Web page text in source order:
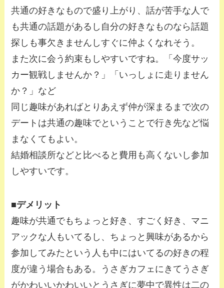
共通の好きなもので盛り上がり、話が苦手な人で
も共通の話題があるし自分の好きなものなら話題
探しも事欠きませんしすぐに仲よくなれそう。
また次に会う約束もしやすいですね。「今度サッ
カー観戦しませんか？」「いっしょに走りません
か？」など
同じ趣味があればとりあえず仲が深まるまで次の
デートは共通の趣味でということで行き先など悩
まなくてもよい。
結婚相談所などと比べると費用も高くないし参加
しやすいです。
■デメリット
趣味が共通でもちょっと好き、すごく好き、マニ
アックな人もいてるし、ちょっと興味があるから
参加してみたという人も中にはいてるの好きの程
度が違う場合もある。うさぎカフェにきてうさぎ
がかわいいかわいいとうさぎに夢中で異性は二の